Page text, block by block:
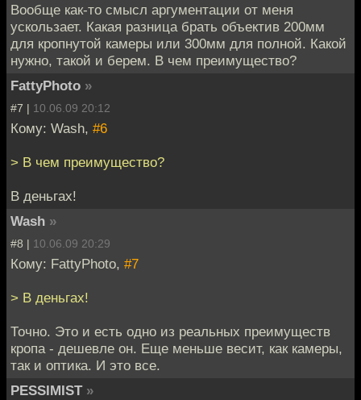
Вообще как-то смысл аргументации от меня
ускользает. Какая разница брать объектив 200мм
для кропнутой камеры или 300мм для полной. Какой
нужно, такой и берем. В чем преимущество?
FattyPhoto »
#7 | 10.06.09 20:12
Кому: Wash, #6
> В чем преимущество?
В деньгах!
Wash »
#8 | 10.06.09 20:29
Кому: FattyPhoto, #7
> В деньгах!
Точно. Это и есть одно из реальных преимуществ
кропа - дешевле он. Еще меньше весит, как камеры,
так и оптика. И это все.
PESSIMIST »